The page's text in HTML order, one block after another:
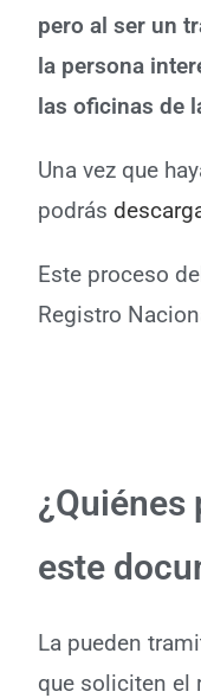
pero al ser un
la persona
las oficinas de
Una vez que
podrás
Este proceso
Registro
este
La pueden
que soliciten el